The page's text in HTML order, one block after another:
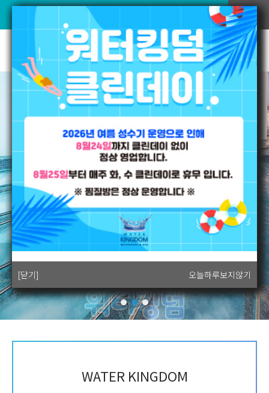
[닫기] 오늘하루보지않기
[닫기] 오늘하루보지않기
[닫기] 오늘하루보지않기
[닫기] 오늘하루보지않기
워터킹덤 VR
WATER KINGDOM